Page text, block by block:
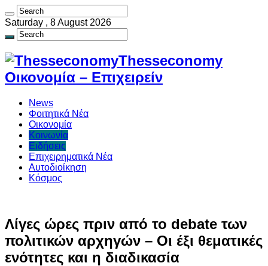
Saturday , 8 August 2026
Thesseconomy
Οικονομία – Επιχειρείν
News
Φοιτητικά Νέα
Οικονομία
Κοινωνία
Ειδήσεις
Επιχειρηματικά Νέα
Αυτοδιοίκηση
Κόσμος
Λίγες ώρες πριν από το debate των
πολιτικών αρχηγών – Οι έξι θεματικές
ενότητες και η διαδικασία